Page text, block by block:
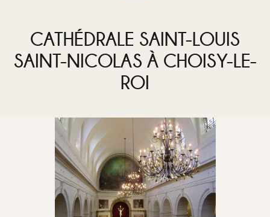
CATHÉDRALE SAINT-LOUIS
SAINT-NICOLAS À CHOISY-LE-
ROI